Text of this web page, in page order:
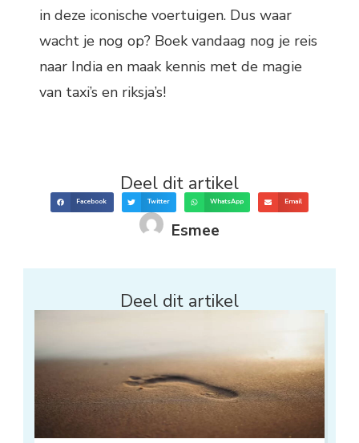
in deze iconische voertuigen. Dus waar
wacht je nog op? Boek vandaag nog je reis
naar India en maak kennis met de magie
van taxi’s en riksja’s!
Deel dit artikel
Facebook Twitter WhatsApp Email
Esmee
Deel dit artikel